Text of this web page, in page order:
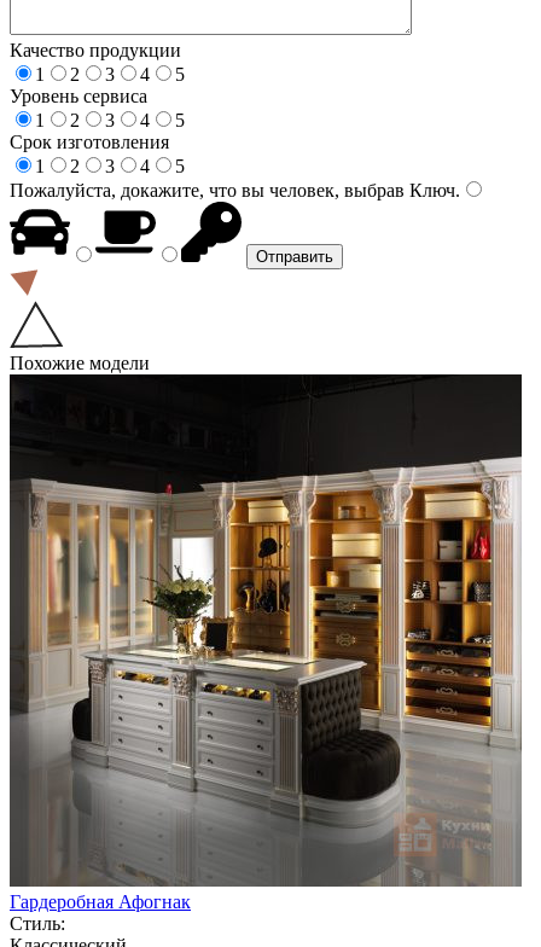
Качество продукции
1
2 3 4
5
Уровень сервиса
1
2 3 4
5
Срок изготовления
1
2 3 4
5
Пожалуйста, докажите, что вы человек, выбрав Ключ.
Похожие модели
Гардеробная Афогнак
Стиль: